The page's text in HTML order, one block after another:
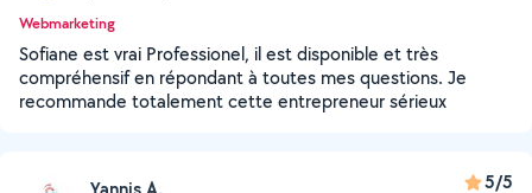
Webmarketing
Sofiane est vrai Professionel, il est disponible et très
compréhensif en répondant à toutes mes questions. Je
recommande totalement cette entrepreneur sérieux
5/5